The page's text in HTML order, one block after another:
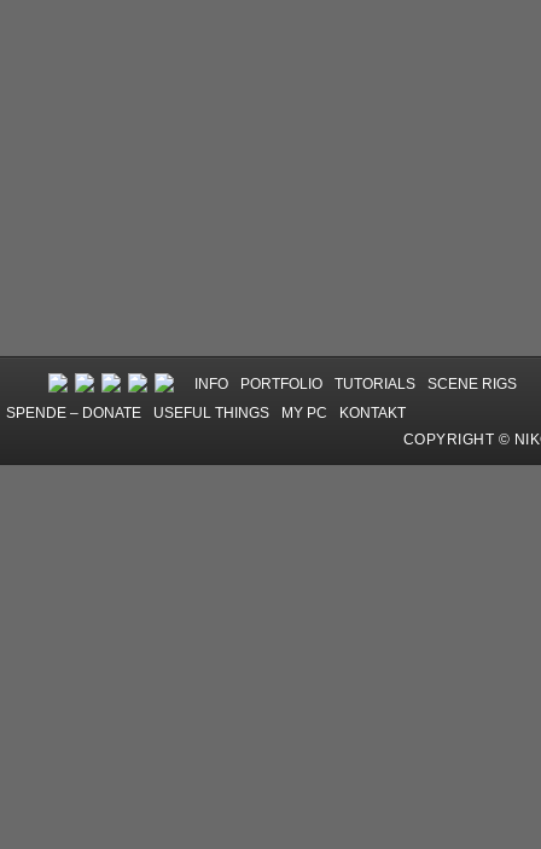
INFO PORTFOLIO TUTORIALS
SCENE RIGS
SPENDE – DONATE
USEFUL THINGS MY PC
KONTAKT
COPYRIGHT ©